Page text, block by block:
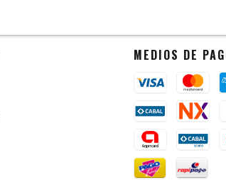
MEDIOS DE